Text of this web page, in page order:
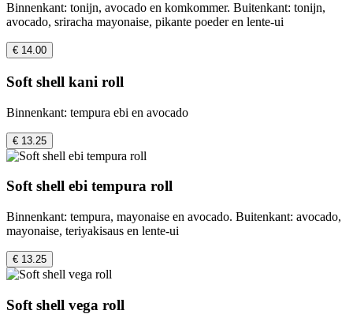
Binnenkant: tonijn, avocado en komkommer. Buitenkant: tonijn,
avocado, sriracha mayonaise, pikante poeder en lente-ui
€ 14.00
Soft shell kani roll
Binnenkant: tempura ebi en avocado
€ 13.25
Soft shell ebi tempura roll
Binnenkant: tempura, mayonaise en avocado. Buitenkant: avocado,
mayonaise, teriyakisaus en lente-ui
€ 13.25
Soft shell vega roll